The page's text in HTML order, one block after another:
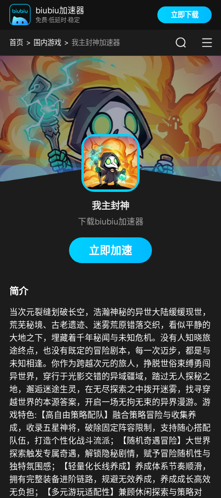
biubiu加速器
免费·低延时·稳定
立即下载
首页 国内游戏 我主封神加速器
我主封神
下载biubiu加速器
立即加速
简介
当次元裂缝划破长空，浩瀚神秘的异世大陆缓缓现世，
荒芜秘境、古老遗迹、迷雾荒原错落交织，看似平静的
大地之下，埋藏着千年秘闻与未知危机。没有人知晓旅
途终点，也没有既定的冒险剧本，每一次迈步，都是与
未知相逢。你作为跨越次元的旅人，挣脱世俗束缚勇闯
异世界，穿行于光影交错的异域疆域，踏过无人探秘之
地，邂逅迷途生灵，在无尽探索之中拨开迷雾，找寻穿
越世界的本源答案，开启一场无拘无束的异界漫游。游
戏特色:【高自由策略配队】融合策略冒险与收集养
成，收录五星神将，破除固定阵容限制，支持随心搭配
队伍，打造个性化战斗流派；【随机奇遇冒险】大世界
探索触发专属奇遇，解锁隐秘剧情，赋予冒险随机性与
独特氛围感；【轻量化长线养成】养成体系节奏顺滑，
拥有完整装备进阶链路，规避无效养成，养成成长高效
无负担；【多元游玩适配性】兼顾休闲探索与策略对